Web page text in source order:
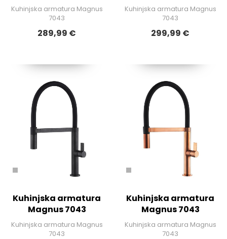
Kuhinjska armatura Magnus
7043
289,99 €
Kuhinjska armatura Magnus
7043
299,99 €
Kuhinjska armatura
Magnus 7043
Kuhinjska armatura Magnus
7043
Kuhinjska armatura
Magnus 7043
Kuhinjska armatura Magnus
7043